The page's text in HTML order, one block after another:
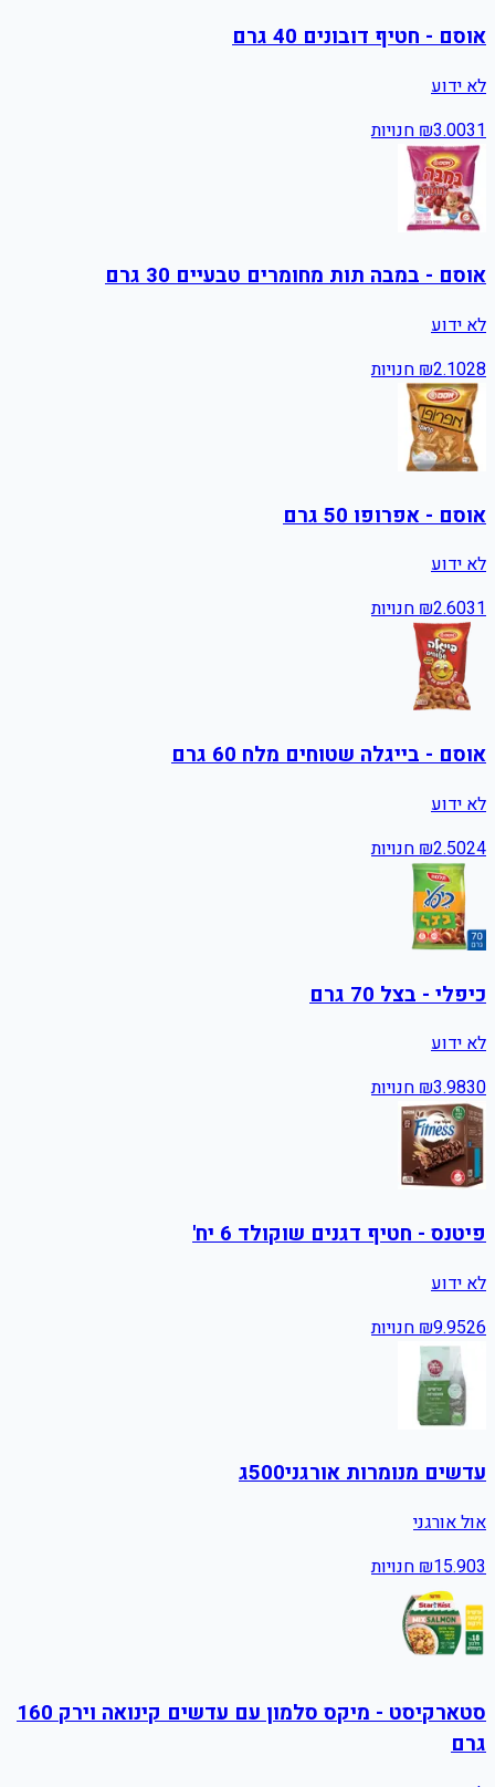
אוסם - חטיף דובונים 40 גרם
לא ידוע
₪3.0031 חנויות
אוסם - במבה תות מחומרים טבעיים 30 גרם
לא ידוע
₪2.1028 חנויות
אוסם - אפרופו 50 גרם
לא ידוע
₪2.6031 חנויות
אוסם - בייגלה שטוחים מלח 60 גרם
לא ידוע
₪2.5024 חנויות
כיפלי - בצל 70 גרם
לא ידוע
₪3.9830 חנויות
פיטנס - חטיף דגנים שוקולד 6 יח'
לא ידוע
₪9.9526 חנויות
עדשים מנומרות אורגני500ג
אול אורגני
₪15.903 חנויות
סטארקיסט - מיקס סלמון עם עדשים קינואה וירק 160
גרם